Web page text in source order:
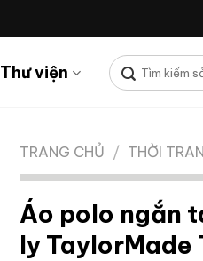
Thư viện
Tìm
kiếm:
TRANG CHỦ / THỜI
Áo polo ngắn
ly TaylorMade